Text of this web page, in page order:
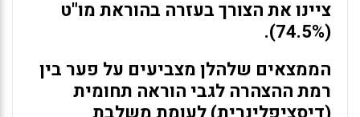
ציינו את הצורך בעזרה בהוראת מו"ט
(74.5%).
הממצאים שלהלן מצביעים על פער בין
רמת ההצהרה לגבי הוראה תחומית